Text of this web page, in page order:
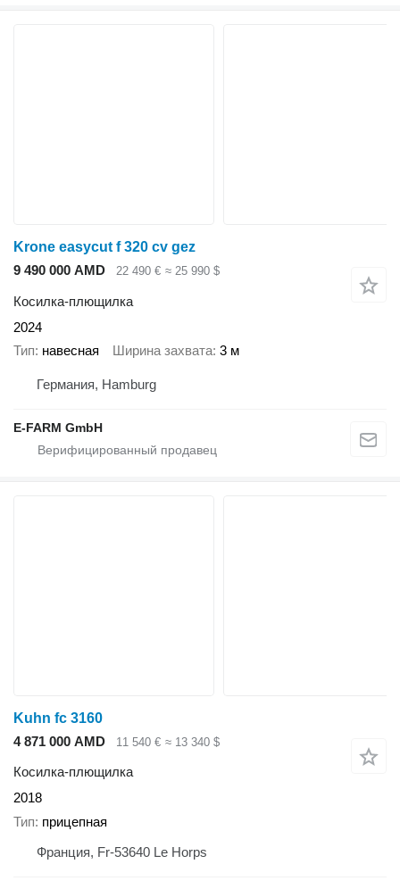
Krone easycut f 320 cv gez
9 490 000 AMD
22 490 € ≈ 25 990 $
Косилка-плющилка
2024
Тип навесная Ширина захвата 3 м
Германия, Hamburg
E-FARM GmbH
Kuhn fc 3160
4 871 000 AMD
11 540 € ≈ 13 340 $
Косилка-плющилка
2018
Тип прицепная
Франция, Fr-53640 Le Horps